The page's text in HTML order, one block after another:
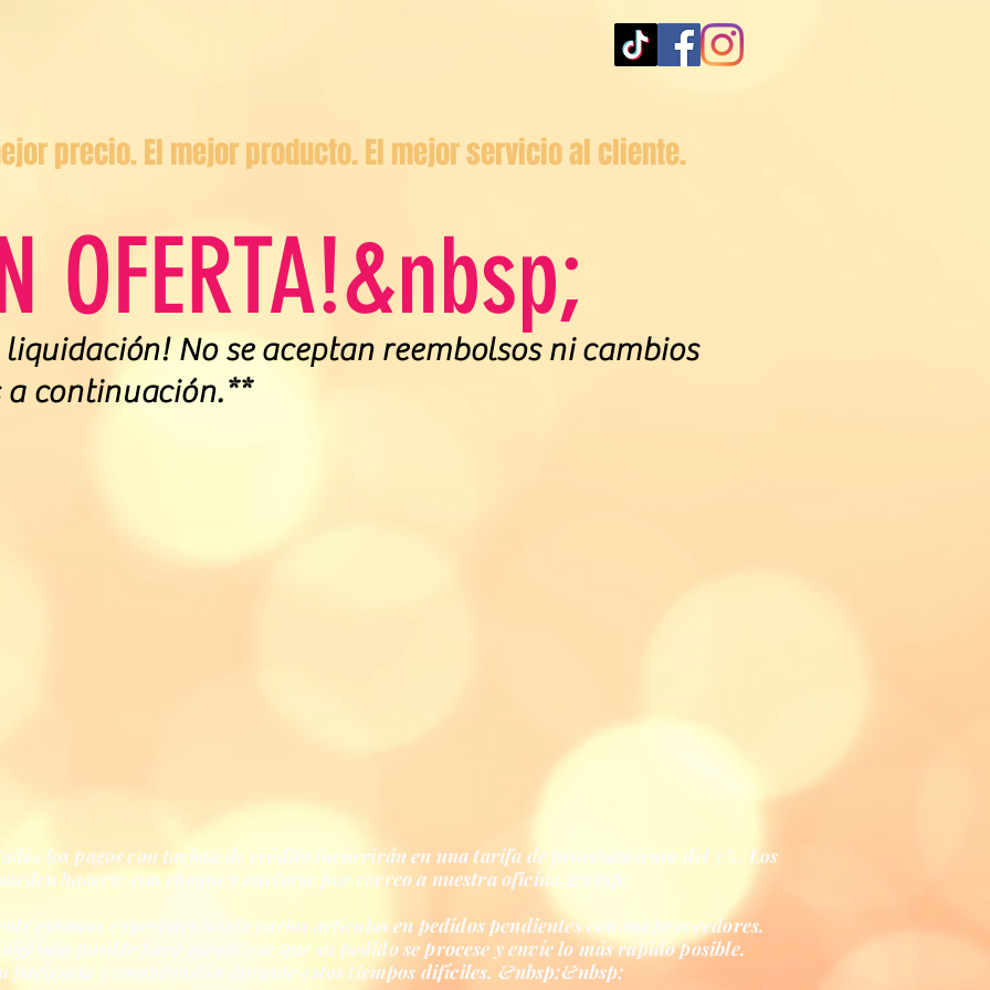
precio. El mejor producto. El mejor servicio al cliente.
OFERTA!&nbsp;
No se aceptan reembolsos ni cambios
continuación.**
los pagos con tarjeta de crédito incurrirán en una tarifa de procesamiento del 3%. Los
hacerse con cheque y enviarse por correo a nuestra oficina.&nbsp;
estamos experimentando varios artículos en pedidos pendientes con sus proveedores.
posible para garantizar que su pedido se procese y envíe lo más rápido posible.
paciencia y comprensión durante estos tiempos difíciles. &nbsp;&nbsp;